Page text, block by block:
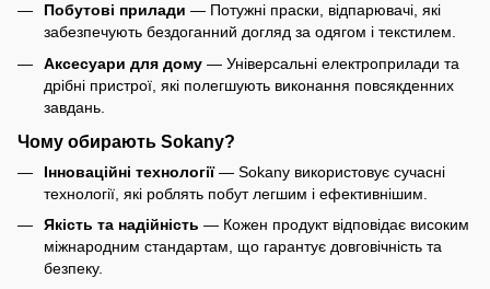
Побутові прилади — Потужні праски, відпарювачі, які
забезпечують бездоганний догляд за одягом і текстилем.
Аксесуари для дому — Універсальні електроприлади та
дрібні пристрої, які полегшують виконання повсякденних
завдань.
Чому обирають Sokany?
Інноваційні технології— Sokany використовує сучасні
технології, які роблять побут легшим і ефективнішим.
Якість та надійність — Кожен продукт відповідає високим
міжнародним стандартам, що гарантує довговічність та
безпеку.